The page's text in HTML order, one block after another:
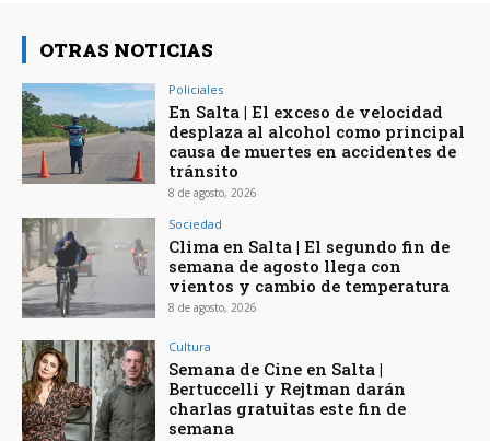
OTRAS NOTICIAS
Policiales
En Salta | El exceso de velocidad
desplaza al alcohol como principal
causa de muertes en accidentes de
tránsito
8 de agosto, 2026
Sociedad
Clima en Salta | El segundo fin de
semana de agosto llega con
vientos y cambio de temperatura
8 de agosto, 2026
Cultura
Semana de Cine en Salta |
Bertuccelli y Rejtman darán
charlas gratuitas este fin de
semana